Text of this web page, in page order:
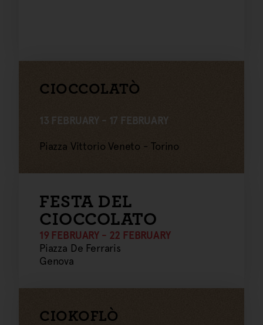
CIOCCOLATÒ
13 FEBRUARY - 17 FEBRUARY
Piazza Vittorio Veneto - Torino
FESTA DEL
CIOCCOLATO
19 FEBRUARY - 22 FEBRUARY
Piazza De Ferraris
Genova
CIOKOFLÒ